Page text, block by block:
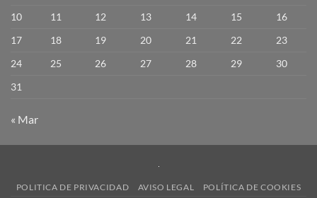
10
11 12 13 14 15
16
17
18 19 20 21 22
23
24
25 26 27 28 29
30
31
« Mar
POLITICA DE PRIVACIDAD AVISO LEGAL POLÍTICA DE COOKIES